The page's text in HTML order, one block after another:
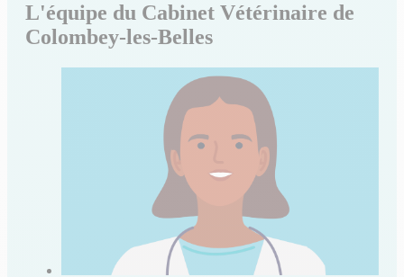
L'équipe du Cabinet Vétérinaire de
Colombey-les-Belles